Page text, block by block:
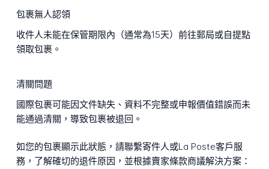
包裹無人認領
收件人未能在保管期限內（通常為15天）前往郵局或自提點
領取包裹。
清關問題
國際包裹可能因文件缺失、資料不完整或申報價值錯誤而未
能通過清關，導致包裹被退回。
如您的包裹顯示此狀態，請聯繫寄件人或La Poste客戶服
務，了解確切的退件原因，並根據賣家條款商議解決方案：